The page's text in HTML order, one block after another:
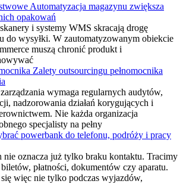
Automatyzacja magazynu zwiększa
opakowań
i systemy WMS skracają drogę
do wysyłki. W zautomatyzowanym obiekcie
muszą chronić produkt i
Zalety outsourcingu pełnomocnika
wymaga regularnych audytów,
nadzorowania działań korygujących i
Nie każda organizacja
specjalisty na pełny
powerbank do telefonu, podróży i pracy
nie oznacza już tylko braku kontaktu. Tracimy
płatności, dokumentów czy aparatu.
więc nie tylko podczas wyjazdów,